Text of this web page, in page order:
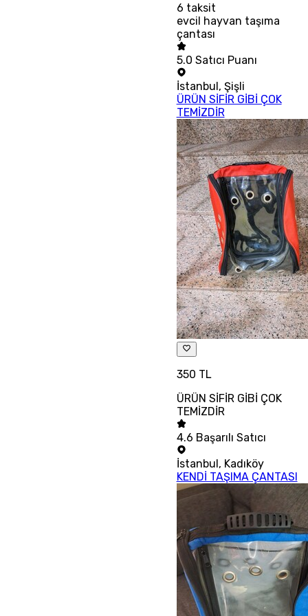
6 taksit
evcil hayvan taşıma
çantası
5.0 Satıcı Puanı
İstanbul, Şişli
ÜRÜN SİFİR GİBİ ÇOK
TEMİZDİR
350 TL
ÜRÜN SİFİR GİBİ ÇOK
TEMİZDİR
4.6 Başarılı Satıcı
İstanbul , Kadıköy
KENDİ TAŞIMA ÇANTASI